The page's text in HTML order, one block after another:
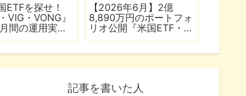
ETFを探せ！
VIG・VONG』
間の運用実績
【2026年6月】2億
8,890万円のポートフォ
リオ公開『米国ETF・個
記事を書いた人